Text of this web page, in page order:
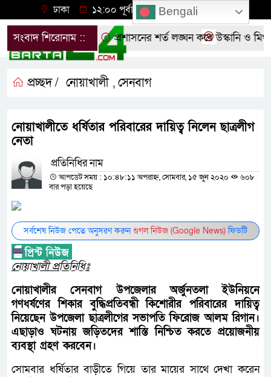
ঢাকা ১২:০০ পূর্বাহ্ন, শুক্রবার, ০৭ অগাস্ট ২০২৬
সংবাদ শিরোনাম ::
ছাত্রদলের বিক্ষোভ প্রশাসনের শর্ত লঙ্ঘন করে উস্কানি ও
প্রচ্ছদ / নোয়াখালী , সেনবাগ
নোয়াখালীতে ধর্ষিতার পরিবারের দায়িত্ব নিলেন ছাত্রলীগ
নেতা
প্রতিনিধির নাম
আপডেট সময় : ১০:৪৮:১১ অপরাহ্ন, সোমবার, ১৫ জুন ২০২০
৬০৮
বার পড়া হয়েছে
সর্বশেষ নিউজ পেতে অনুসরণ করুনগুগল নিউজ (Google News)ফিডটি
নোয়াখালী প্রতিনিধিঃ
নোয়াখালীর সেনবাগ উপজেলার অর্জুনতলা ইউনিয়নে
গণধর্ষণের শিকার বুদ্ধিপ্রতিবন্ধী কিশোরীর পরিবারের দায়িত্ব
নিয়েছেন উপজেলা ছাত্রলীগের সভাপতি ফিরোজ আলম রিগান।
এছাড়াও ঘটনায় জড়িতদের শাস্তি নিশ্চিত করতে প্রয়োজনীয়
ব্যবস্থা গ্রহণ করবেন।
সোমবার ধর্ষিতার বাড়ীতে গিয়ে তার মায়ের সাথে দেখা করেন
Bengali